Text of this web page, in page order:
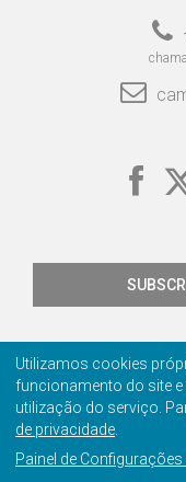
Contactos
© 2001-
Utilizamos cookies
funcionamento do site
utilização do serviço.
de privacidade
Painel de Configurações